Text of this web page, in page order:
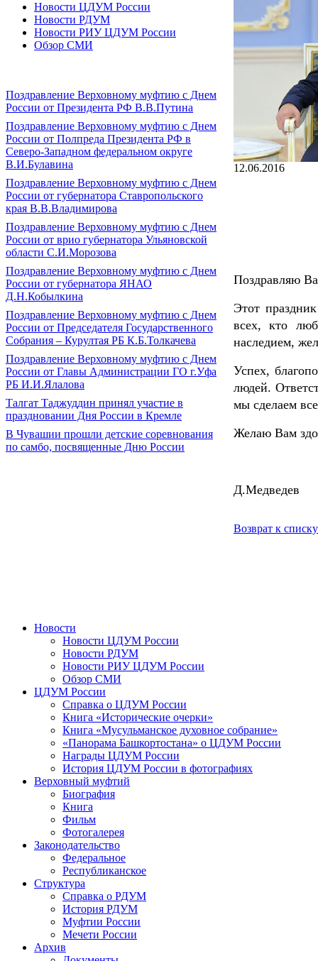
Новости ЦДУМ России
Новости РДУМ
Новости РИУ ЦДУМ России
Обзор СМИ
Поздравление Верховному муфтию с Днем
России от Президента РФ В.В.Путина
Поздравление Верховному муфтию с Днем
России от Полпреда Президента РФ в
Северо-Западном федеральном округе
В.И.Булавина
Поздравление Верховному муфтию с Днем
России от губернатора Ставропольского
края В.В.Владимирова
Поздравление Верховному муфтию с Днем
России от врио губернатора Ульяновской
области С.И.Морозова
Поздравление Верховному муфтию с Днем
России от губернатора ЯНАО
Д.Н.Кобылкина
Поздравление Верховному муфтию с Днем
России от Председателя Государственного
Собрания – Курултая РБ К.Б.Толкачева
Поздравление Верховному муфтию с Днем
России от Главы Администрации ГО г.Уфа
РБ И.И.Ялалова
Талгат Таджуддин принял участие в
праздновании Дня России в Кремле
В Чувашии прошли детские соревнования
по самбо, посвященные Дню России
12.06.2016
Поздравляю
Этот
всех, кто
наследием,
Успех,
людей.
мы сделаем
Желаю Вам
Д.Медведев
Возврат к списку
Новости
Новости ЦДУМ России
Новости РДУМ
Новости РИУ ЦДУМ России
Обзор СМИ
ЦДУМ России
Справка о ЦДУМ России
Книга «Исторические очерки»
Книга «Мусульманское духовное собрание»
«Панорама Башкортостана» о ЦДУМ России
Награды ЦДУМ России
История ЦДУМ России в фотографиях
Верховный муфтий
Биография
Книга
Фильм
Фотогалерея
Законодательство
Федеральное
Республиканское
Структура
Справка о РДУМ
История РДУМ
Муфтии России
Мечети России
Архив